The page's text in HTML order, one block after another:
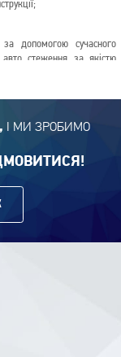
за допомогою сучасного
стеження за якістю
І МИ ЗРОБИМО